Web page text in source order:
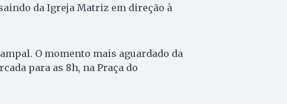
da Igreja Matriz em direção à
O momento mais aguardado da
para as 8h, na Praça do